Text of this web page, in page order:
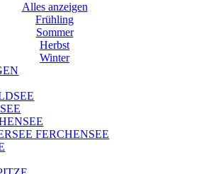
Alles anzeigen
Frühling
Sommer
Herbst
Winter
FERCHENSEE